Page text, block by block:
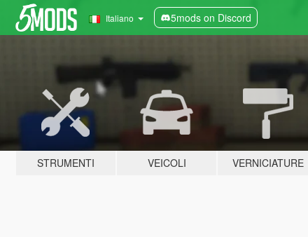
Italiano 5mods on Discord
STRUMENTI VEICOLI VERNICIATURE